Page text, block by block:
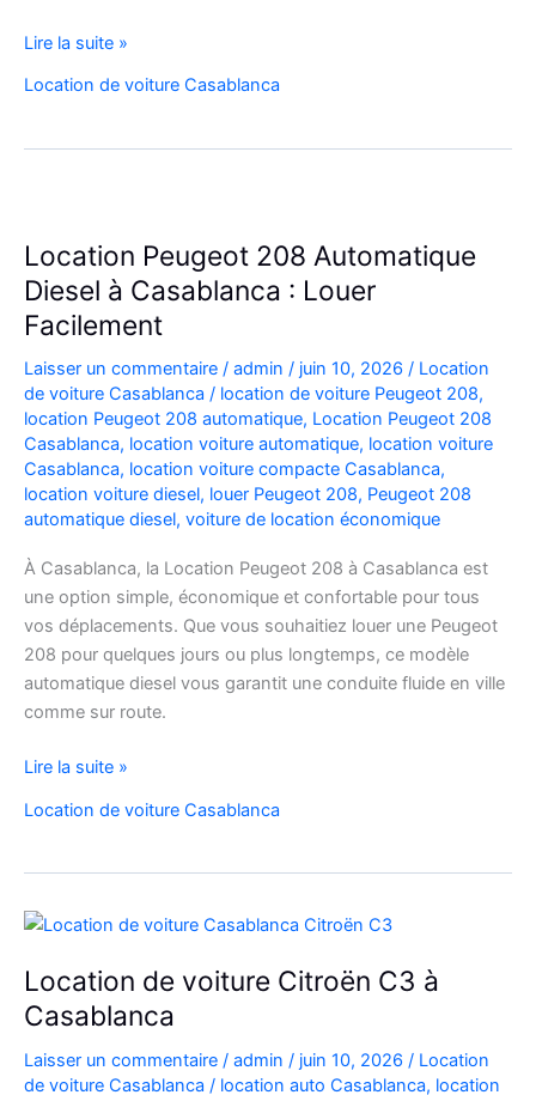
Location
Voiture
Clio
Casablanca
✅
Lire la suite »
Location de voiture Casablanca
Location Peugeot 208 Automatique
Diesel à Casablanca : Louer
Facilement
Laisser un commentaire / admin / juin 10, 2026 / Location
de voiture Casablanca / location de voiture Peugeot 208,
location Peugeot 208 automatique, Location Peugeot 208
Casablanca, location voiture automatique, location voiture
Casablanca, location voiture compacte Casablanca,
location voiture diesel, louer Peugeot 208, Peugeot 208
automatique diesel, voiture de location économique
À Casablanca, la Location Peugeot 208 à Casablanca est
une option simple, économique et confortable pour tous
vos déplacements. Que vous souhaitiez louer une Peugeot
208 pour quelques jours ou plus longtemps, ce modèle
automatique diesel vous garantit une conduite fluide en ville
comme sur route.
Location
208
Diesel
à
Casablanca
:
Louer
Facilement
Lire la suite »
Location de voiture Casablanca
Location de voiture Citroën C3 à
Casablanca
Laisser un commentaire / admin / juin 10, 2026 / Location
de voiture Casablanca / location auto Casablanca, location